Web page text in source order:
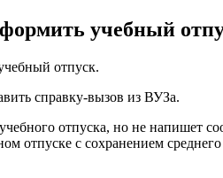
учебный
отпуск.
справку-вызов из ВУЗа.
отпуска, но не напишет
отпуске с сохранением среднего